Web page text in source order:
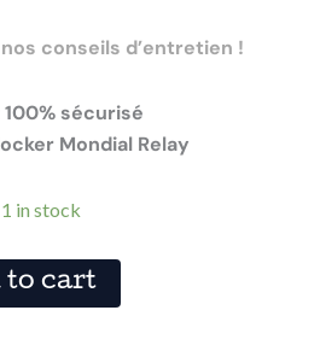
conseils d’entretien !
100% sécurisé
Mondial Relay
1 in stock
to cart